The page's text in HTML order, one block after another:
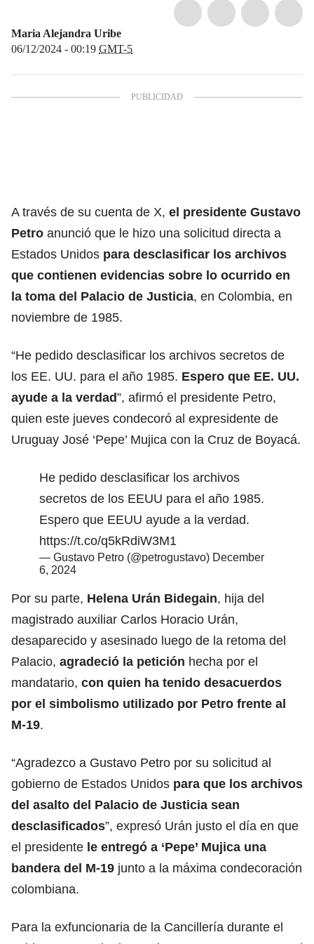
Maria Alejandra Uribe
06/12/2024 - 00:19 GMT-5
A través de su cuenta de X, el presidente Gustavo
Petro anunció que le hizo una solicitud directa a
Estados Unidos para desclasificar los archivos
que contienen evidencias sobre lo ocurrido en
la toma del Palacio de Justicia, en Colombia, en
noviembre de 1985.
“He pedido desclasificar los archivos secretos de
los EE. UU. para el año 1985. Espero que EE. UU.
ayude a la verdad”, afirmó el presidente Petro,
quien este jueves condecoró al expresidente de
Uruguay José ‘Pepe’ Mujica con la Cruz de Boyacá.
He pedido desclasificar los archivos
secretos de los EEUU para el año 1985.
Espero que EEUU ayude a la verdad.
https://t.co/q5kRdiW3M1
— Gustavo Petro (@petrogustavo) December
6, 2024
Por su parte, Helena Urán Bidegain, hija del
magistrado auxiliar Carlos Horacio Urán,
desaparecido y asesinado luego de la retoma del
Palacio, agradeció la petición hecha por el
mandatario, con quien ha tenido desacuerdos
por el simbolismo utilizado por Petro frente al
M-19.
“Agradezco a Gustavo Petro por su solicitud al
gobierno de Estados Unidos para que los archivos
del asalto del Palacio de Justicia sean
desclasificados”, expresó Urán justo el día en que
el presidente le entregó a ‘Pepe’ Mujica una
bandera del M-19 junto a la máxima condecoración
colombiana.
Para la exfuncionaria de la Cancillería durante el